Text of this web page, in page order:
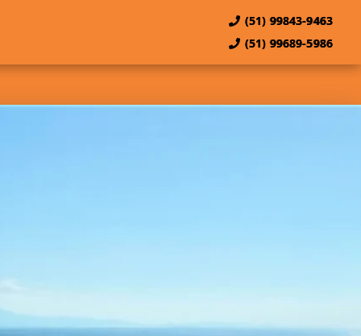
(51) 99843-9463
(51) 99689-5986